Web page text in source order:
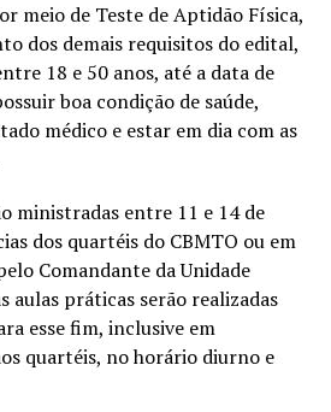
meio de Teste de Aptidão Física,
dos demais requisitos do edital,
18 e 50 anos, até a data de
boa condição de saúde,
médico e estar em dia com as
ministradas entre 11 e 14 de
dos quartéis do CBMTO ou em
Comandante da Unidade
aulas práticas serão realizadas
esse fim, inclusive em
quartéis, no horário diurno e